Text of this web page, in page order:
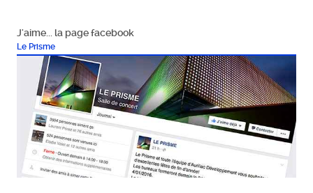
Le Prisme
J'aime... la page facebook